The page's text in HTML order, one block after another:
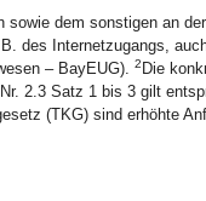
dem sonstigen an
des Internetzugangs,
– BayEUG). 2 Die
Nr. 2.3 Satz 1 bis 3 gilt
(TKG) sind erhöhte